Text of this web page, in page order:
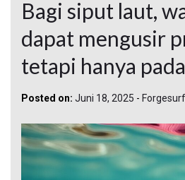
Bagi siput laut,
dapat mengusir
tetapi hanya
Posted on: Juni 18, 2025 - Forgesurf